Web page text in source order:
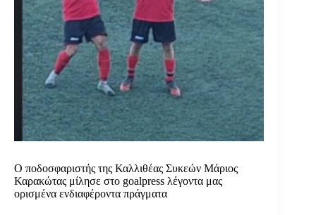
Ο ποδοσφαριστής της Καλλιθέας Συκεών Μάριος
Καρακώτας μίλησε στο goalpress λέγοντα μας
ορισμένα ενδιαφέροντα πράγματα